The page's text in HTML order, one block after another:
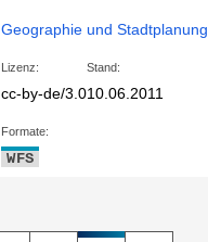
Geographie und Stadtplanung
Lizenz:
cc-by-de/3.0
Stand:
10.06.2011
Formate:
WFS